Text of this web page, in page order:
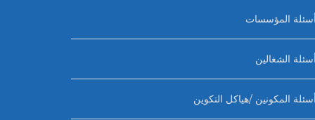
أسئلة المؤسسات
أسئلة الشغالين
أسئلة المكونين /هياكل التكوين